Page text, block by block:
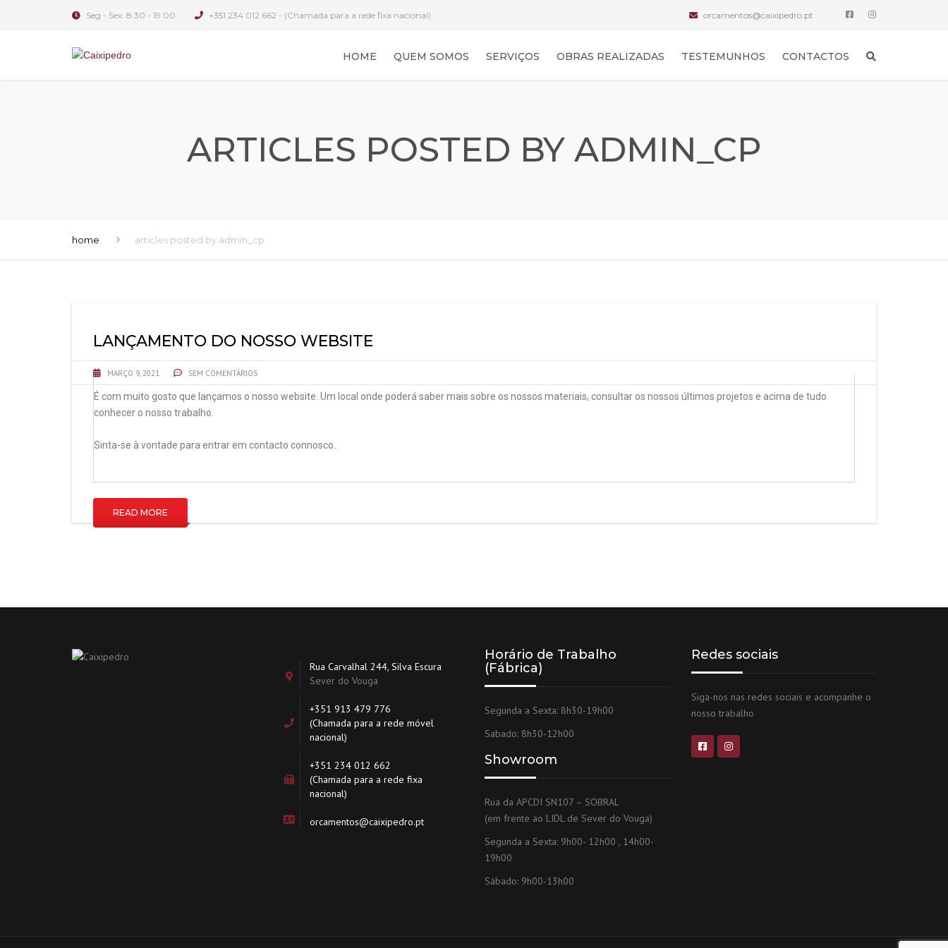
Seg - Sex: 8:30 - 19:00 +351 234 012 662 - (Chamada para a rede fixa nacional) orcamentos@caixipedro.pt
HOME QUEM SOMOS SERVIÇOS OBRAS REALIZADAS TESTEMUNHOS CONTACTOS
ARTICLES POSTED BY ADMIN_CP
home articles posted by admin_cp
LANÇAMENTO DO NOSSO WEBSITE
MARÇO 9, 2021 SEM COMENTÁRIOS
É com muito gosto que lançamos o nosso website. Um local onde poderá saber mais sobre os nossos materiais, consultar os nossos últimos projetos e acima de tudo
conhecer o nosso trabalho.
Sinta-se à vontade para entrar em contacto connosco.
READ MORE
Rua Carvalhal 244, Silva Escura
Sever do Vouga
+351 913 479 776
(Chamada para a rede móvel
nacional)
+351 234 012 662
(Chamada para a rede fixa
nacional)
orcamentos@caixipedro.pt
Horário de Trabalho
(Fábrica)
Segunda a Sexta: 8h30-19h00
Sabado: 8h30-12h00
Showroom
Rua da APCDI SN107 – SOBRAL
(em frente ao LIDL de Sever do Vouga)
Segunda a Sexta: 9h00- 12h00 , 14h00-
19h00
Sábado: 9h00-13h00
Redes sociais
Siga-nos nas redes sociais e acompanhe o
nosso trabalho